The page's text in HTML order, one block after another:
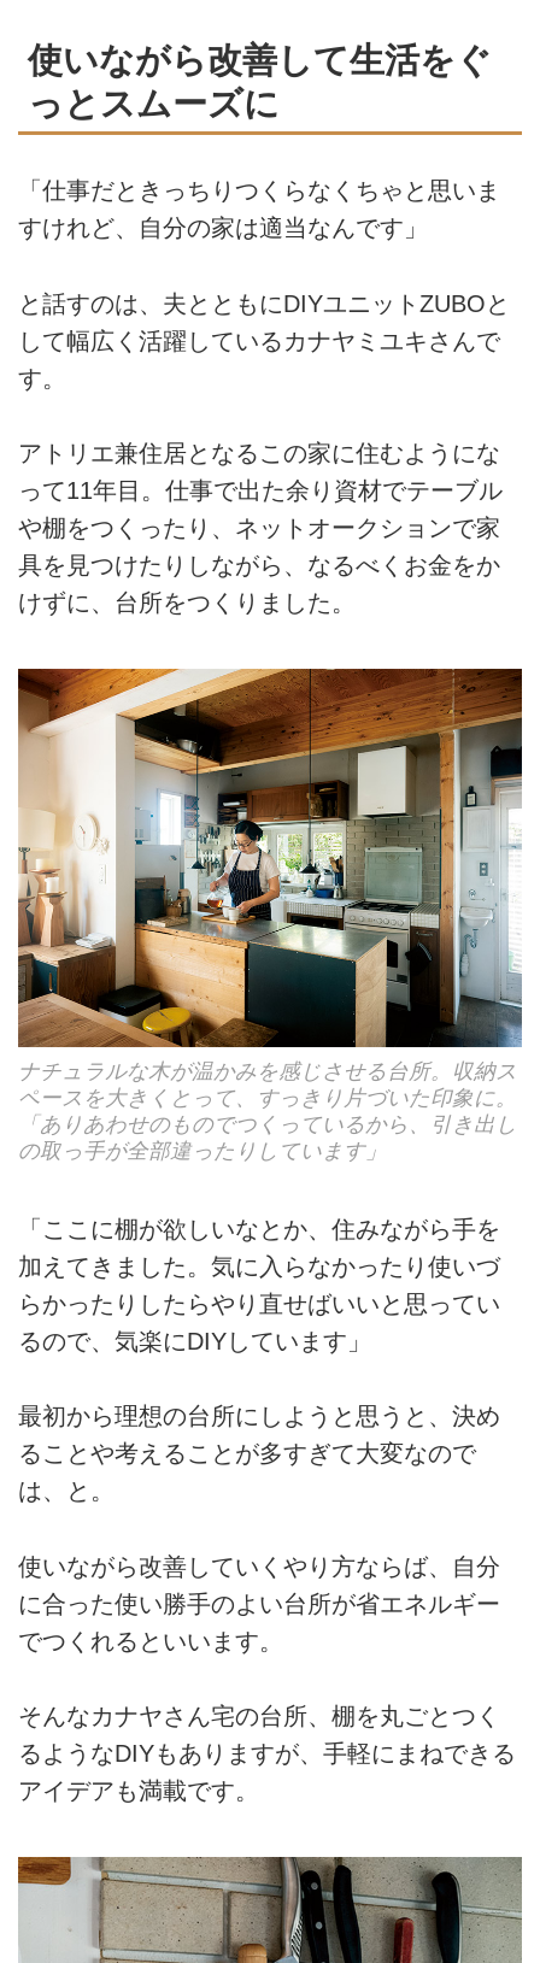
使いながら改善して生活をぐ
っとスムーズに
「仕事だときっちりつくらなくちゃと思いま
すけれど、自分の家は適当なんです」
と話すのは、夫とともにDIYユニットZUBOと
して幅広く活躍しているカナヤミユキさんで
す。
アトリエ兼住居となるこの家に住むようにな
って11年目。仕事で出た余り資材でテーブル
や棚をつくったり、ネットオークションで家
具を見つけたりしながら、なるべくお金をか
けずに、台所をつくりました。
ナチュラルな木が温かみを感じさせる台所。収納ス
ペースを大きくとって、すっきり片づいた印象に。
「ありあわせのものでつくっているから、引き出し
の取っ手が全部違ったりしています」
「ここに棚が欲しいなとか、住みながら手を
加えてきました。気に入らなかったり使いづ
らかったりしたらやり直せばいいと思ってい
るので、気楽にDIYしています」
最初から理想の台所にしようと思うと、決め
ることや考えることが多すぎて大変なので
は、と。
使いながら改善していくやり方ならば、自分
に合った使い勝手のよい台所が省エネルギー
でつくれるといいます。
そんなカナヤさん宅の台所、棚を丸ごとつく
るようなDIYもありますが、手軽にまねできる
アイデアも満載です。